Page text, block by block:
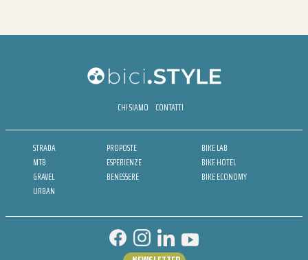
CHI SIAMO CONTATTI
STRADA
MTB
GRAVEL
URBAN
PROPOSTE
ESPERIENZE
BENESSERE
BIKE LAB
BIKE HOTEL
BIKE ECONOMY